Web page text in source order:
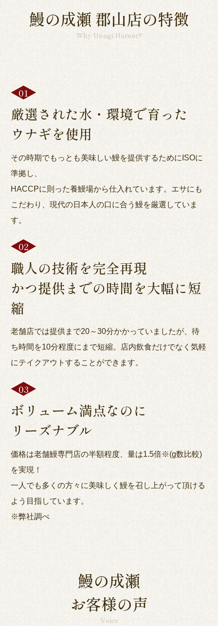
鰻の成瀬 郡山店の特徴
Why Unagi Naruse?
厳選された水・環境で育った
ウナギを使用
その時期でもっとも美味しい鰻を提供するためにISOに
準拠し、
HACCPに則った養鰻場から仕入れています。エサにも
こだわり、現代の日本人の口に合う鰻を厳選していま
す。
職人の技術を完全再現
かつ提供までの時間を大幅に短
縮
老舗店では提供まで20～30分かかっていましたが、待
ち時間を10分程度にまで短縮。店内飲食だけでなく気軽
にテイクアウトすることができます。
ボリューム満点なのに
リーズナブル
価格は老舗鰻専門店の半額程度、量は1.5倍※(g数比較)
を実現！
一人でも多くの方々に美味しく鰻を召し上がって頂ける
よう目指しています。
※弊社調べ
鰻の成瀬
お客様の声
Voice